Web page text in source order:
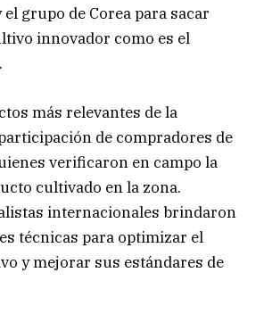
grupo de Corea para sacar
innovador como es el
más relevantes de la
de compradores de
verificaron en campo la
cultivado en la zona.
internacionales brindaron
técnicas para optimizar el
y mejorar sus estándares de